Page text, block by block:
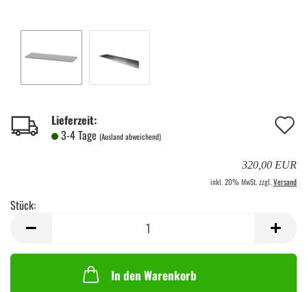
Lieferzeit:
3-4 Tage (Ausland abweichend)
320,00 EUR
inkl. 20% MwSt. zzgl.Versand
Stück:
In den Warenkorb